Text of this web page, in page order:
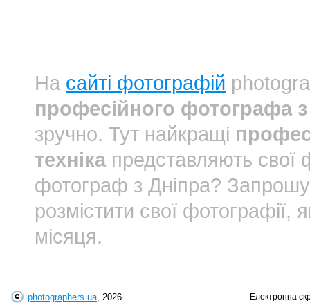
На сайті фотографій
професійного фотографа з
зручно. Тут найкращі
технікапредставляють свої
фотограф з Дніпра?
розмістити свої
місяця.
photographers.ua, 2026 Електронна